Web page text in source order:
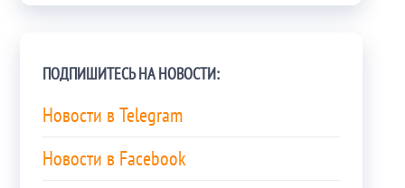
ПОДПИШИТЕСЬ НА НОВОСТИ:
Новости в Telegram
Новости в Facebook